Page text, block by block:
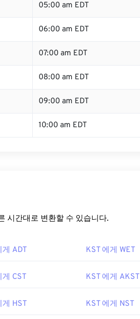
05:00 am EDT
06:00 am EDT
07:00 am EDT
08:00 am EDT
09:00 am EDT
10:00 am EDT
시간대로 변환할 수 있습니다.
게 ADT KST 에게 WET
게 CST KST 에게 AKST
게 HST KST 에게 NST